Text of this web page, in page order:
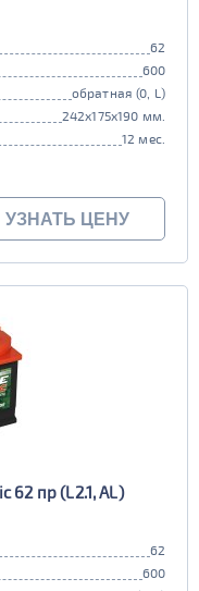
62
600
обратная (0, L)
242x175x190 мм.
12 мес.
УЗНАТЬ ЦЕНУ
62 пр (L2.1, AL)
62
600